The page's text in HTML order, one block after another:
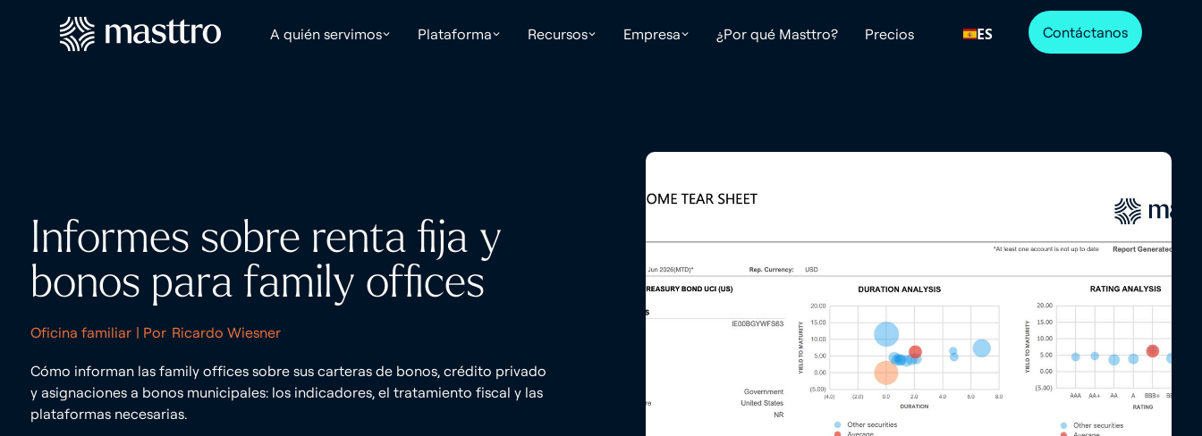
A quién servimos Plataforma Recursos Empresa ¿Por qué Masttro? Precios ES Contáctanos
Informes sobre renta fija y
bonos para family offices
Oficina familiar | Por Ricardo Wiesner
Cómo informan las family offices sobre sus carteras de bonos, crédito privado
y asignaciones a bonos municipales: los indicadores, el tratamiento fiscal y las
plataformas necesarias.